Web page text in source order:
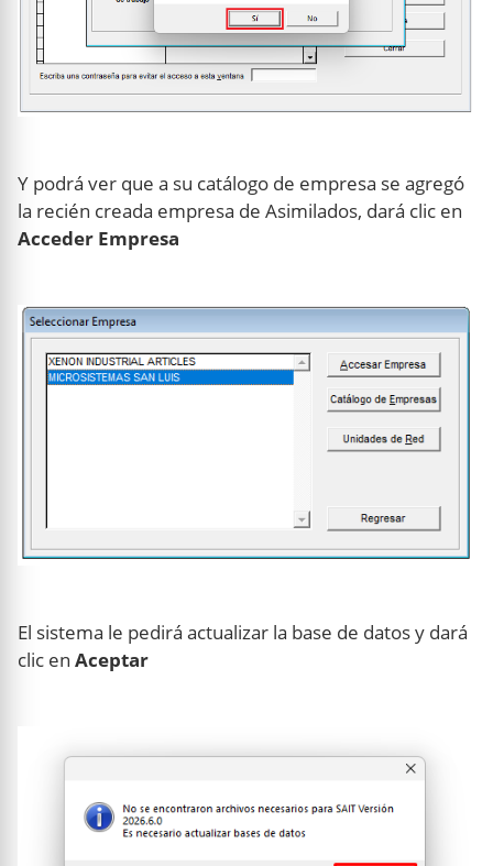
Y podrá ver que a su catálogo de empresa se agregó
la recién creada empresa de Asimilados, dará clic en
Acceder Empresa
El sistema le pedirá actualizar la base de datos y dará
clic en Aceptar